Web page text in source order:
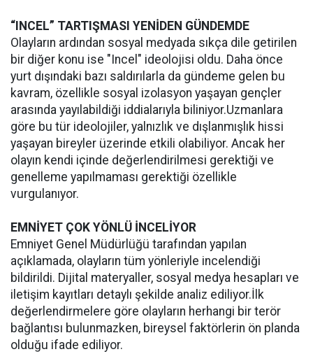
“INCEL” TARTIŞMASI YENİDEN GÜNDEMDE
Olayların ardından sosyal medyada sıkça dile getirilen
bir diğer konu ise "Incel" ideolojisi oldu. Daha önce
yurt dışındaki bazı saldırılarla da gündeme gelen bu
kavram, özellikle sosyal izolasyon yaşayan gençler
arasında yayılabildiği iddialarıyla biliniyor.Uzmanlara
göre bu tür ideolojiler, yalnızlık ve dışlanmışlık hissi
yaşayan bireyler üzerinde etkili olabiliyor. Ancak her
olayın kendi içinde değerlendirilmesi gerektiği ve
genelleme yapılmaması gerektiği özellikle
vurgulanıyor.
EMNİYET ÇOK YÖNLÜ İNCELİYOR
Emniyet Genel Müdürlüğü tarafından yapılan
açıklamada, olayların tüm yönleriyle incelendiği
bildirildi. Dijital materyaller, sosyal medya hesapları ve
iletişim kayıtları detaylı şekilde analiz ediliyor.İlk
değerlendirmelere göre olayların herhangi bir terör
bağlantısı bulunmazken, bireysel faktörlerin ön planda
olduğu ifade ediliyor.